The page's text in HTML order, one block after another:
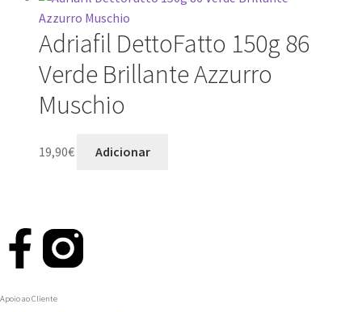
Adriafil DettoFatto 150g 86
Verde Brillante Azzurro
Muschio
19,90€ Adicionar
Apoio ao Cliente